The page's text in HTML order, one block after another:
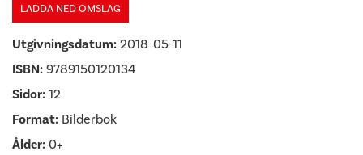
LADDA NED OMSLAG
Utgivningsdatum: 2018-05-11
ISBN: 9789150120134
Sidor: 12
Format: Bilderbok
Ålder: 0+